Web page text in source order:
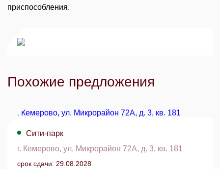
приспособления.
Похожие предложения
Сити-парк
г. Кемерово, ул. Микрорайон 72А, д. 3, кв. 181
срок сдачи: 29.08.2028